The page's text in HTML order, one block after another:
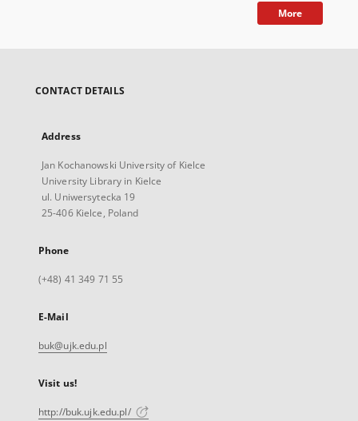
More
CONTACT DETAILS
Address
Jan Kochanowski University of Kielce
University Library in Kielce
ul. Uniwersytecka 19
25-406 Kielce, Poland
Phone
(+48) 41 349 71 55
E-Mail
buk@ujk.edu.pl
Visit us!
http://buk.ujk.edu.pl/